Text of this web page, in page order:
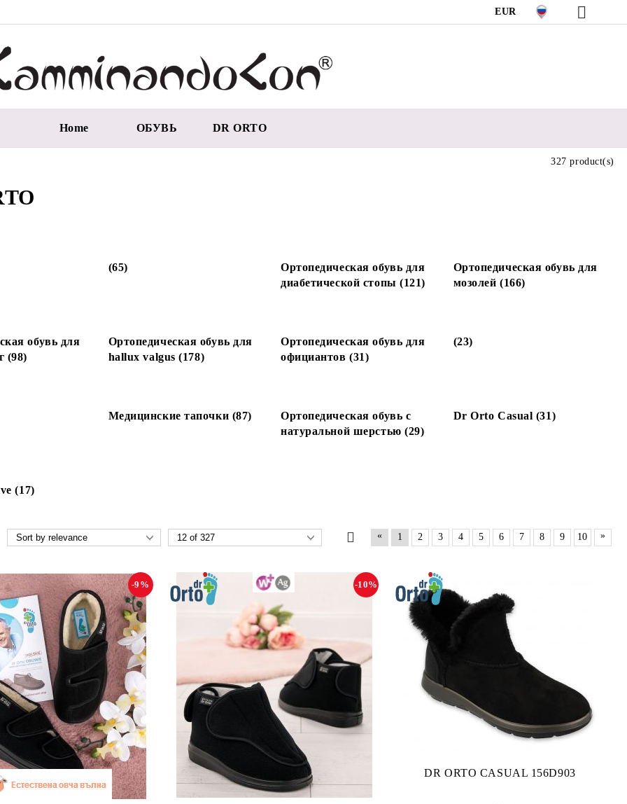
EUR
Home ОБУВЬ DR ORTO
(65)
Ортопедическая обувь для
диабетической стопы (121)
Ортопедическая обувь для
мозолей (166)
обувь для
(98)
Ортопедическая обувь для
hallux valgus (178)
Ортопедическая обувь для
официантов (31)
(23)
Медицинские тапочки (87)
Ортопедическая обувь с
натуральной шерстью (29)
Dr Orto Casual (31)
(17)
327 product(s)
« 1 2 3 4 5 6 7 8 9 10 »
-9% -10%
DR ORTO CASUAL 156D903